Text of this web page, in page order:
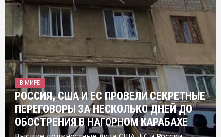
В МИРЕ
РОССИЯ, США И ЕС ПРОВЕЛИ СЕКРЕТНЫЕ
ПЕРЕГОВОРЫ ЗА НЕСКОЛЬКО ДНЕЙ ДО
ОБОСТРЕНИЯ В НАГОРНОМ КАРАБАХЕ